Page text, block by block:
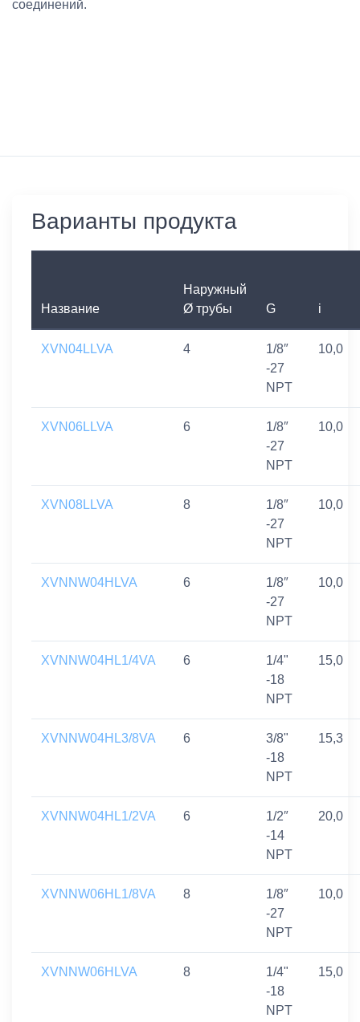
соединений.
Варианты продукта
Название
Наружный
Ø трубы
G i
XVN04LLVA 4
1/8″
-27
NPT
10,0
XVN06LLVA 6
1/8″
-27
NPT
10,0
XVN08LLVA 8
1/8″
-27
NPT
10,0
XVNNW04HLVA 6
1/8″
-27
NPT
10,0
XVNNW04HL1/4VA 6
1/4"
-18
NPT
15,0
XVNNW04HL3/8VA 6
3/8"
-18
NPT
15,3
XVNNW04HL1/2VA 6
1/2″
-14
NPT
20,0
XVNNW06HL1/8VA 8
1/8″
-27
NPT
10,0
XVNNW06HLVA 8
1/4"
-18
NPT
15,0